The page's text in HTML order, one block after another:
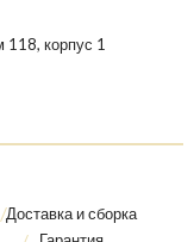
118, корпус 1
Доставка и сборка